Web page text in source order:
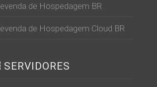
de Hospedagem BR
de Hospedagem Cloud BR
SERVIDORES